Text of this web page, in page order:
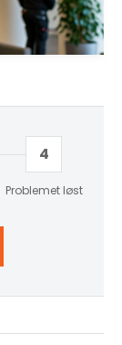
4
Problemet løst